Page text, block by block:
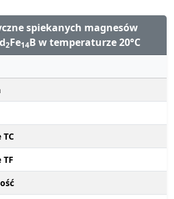
spiekanych magnesów
2Fe14B w temperaturze 20°C